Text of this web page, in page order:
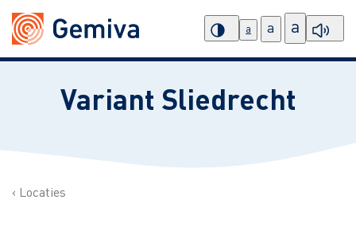
a a a
Variant Sliedrecht
Locaties